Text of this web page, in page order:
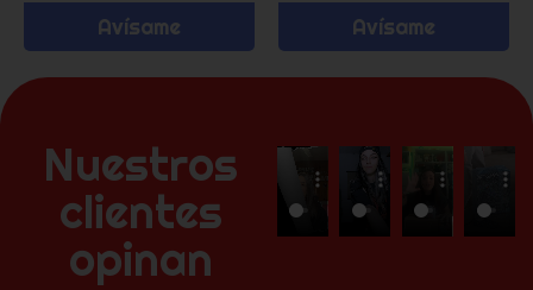
Avísame Avísame
Nuestros
clientes
opinan